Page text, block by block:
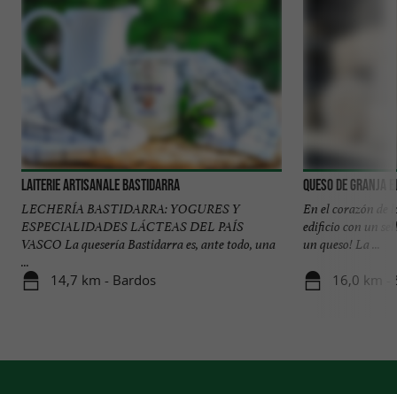
Laiterie artisanale Bastidarra
LECHERÍA BASTIDARRA: YOGURES Y
ESPECIALIDADES LÁCTEAS DEL PAÍS
VASCO La quesería Bastidarra es, ante todo, una
...
14,7 km - Bardos
Queso de Granja
En el corazón de
edificio con un
un queso! La ...
16,0 km -